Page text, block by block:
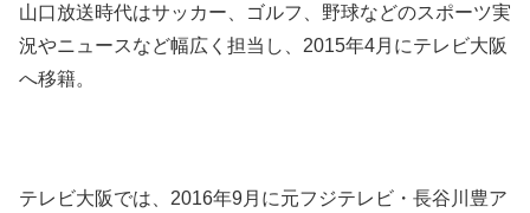
山口放送時代はサッカー、ゴルフ、野球などのスポーツ実
況やニュースなど幅広く担当し、2015年4月にテレビ大阪
へ移籍。
テレビ大阪では、2016年9月に元フジテレビ・長谷川豊ア